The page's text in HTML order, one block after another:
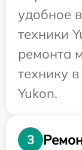
удобное
техники
ремонта
технику
Yukon.
3